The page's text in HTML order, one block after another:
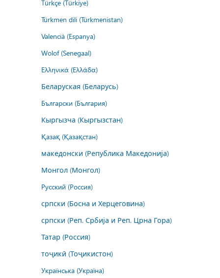
Türkçe (Türkiye)
Türkmen dili (Türkmenistan)
Valencià (Espanya)
Wolof (Senegaal)
Ελληνικά (Ελλάδα)
Беларуская (Беларусь)
Български (България)
Кыргызча (Кыргызстан)
Қазақ (Қазақстан)
македонски (Република Македонија)
Монгол (Монгол)
Русский (Россия)
српски (Босна и Херцеговина)
српски (Реп. Србија и Реп. Црна Гора)
Татар (Россия)
тоҷикӣ (Тоҷикистон)
Українська (Україна)